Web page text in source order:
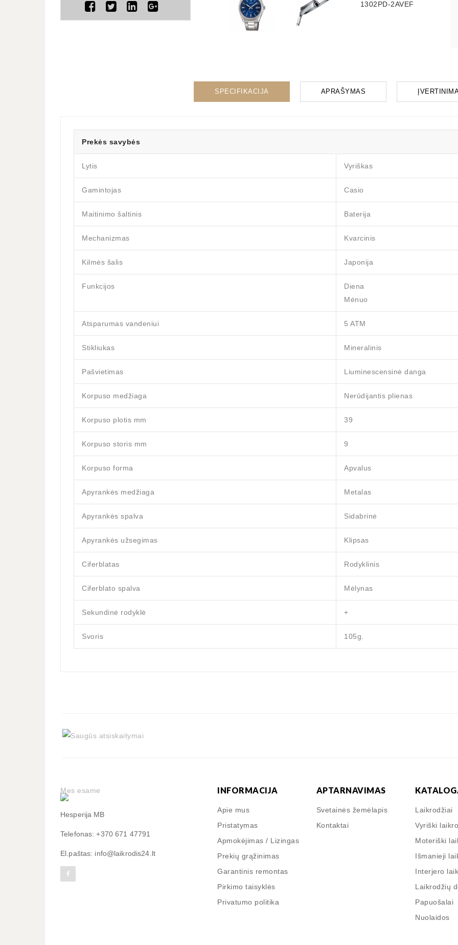
SPECIFIKACIJA APRAŠYMAS
Prekės savybės
Lytis Vyriškas
Gamintojas Casio
Maitinimo šaltinis Baterija
Mechanizmas Kvarcinis
Kilmės šalis Japonija
Funkcijos
Diena
Mėnuo
Atsparumas vandeniui 5 ATM
Stikliukas Mineralinis
Pašvietimas Liuminescensinė danga
Korpuso medžiaga Nerūdijantis plienas
Korpuso plotis mm 39
Korpuso storis mm 9
Korpuso forma Apvalus
Apyrankės medžiaga Metalas
Apyrankės spalva Sidabrinė
Apyrankės užsegimas Klipsas
Ciferblatas Rodyklinis
Ciferblato spalva Mėlynas
Sekundinė rodyklė +
Svoris 105g.
Mes esame
Hesperija MB
Telefonas: +370 671 47791
El.paštas: info@laikrodis24.lt
INFORMACIJA
Apie mus
Pristatymas
Apmokėjimas / Lizingas
Prekių grąžinimas
Garantinis remontas
Pirkimo taisyklės
Privatumo politika
APTARNAVIMAS
Svetainės žemėlapis
Kontaktai
Laikrodžiai
Vyriški
Moteriški
Išmanieji
Interjero
Laikrodžių
Papuošalai
Nuolaidos